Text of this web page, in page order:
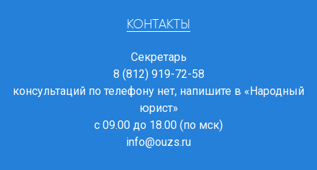
КОНТАКТЫ
Секретарь
8 (812) 919-72-58
консультаций по телефону нет, напишите в «Народный
юрист»
с 09.00 до 18.00 (по мск)
info@ouzs.ru